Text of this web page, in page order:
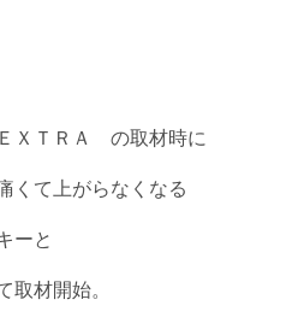
ＸＴＲＡ の取材時に
くて上がらなくなる
ーと
材開始。